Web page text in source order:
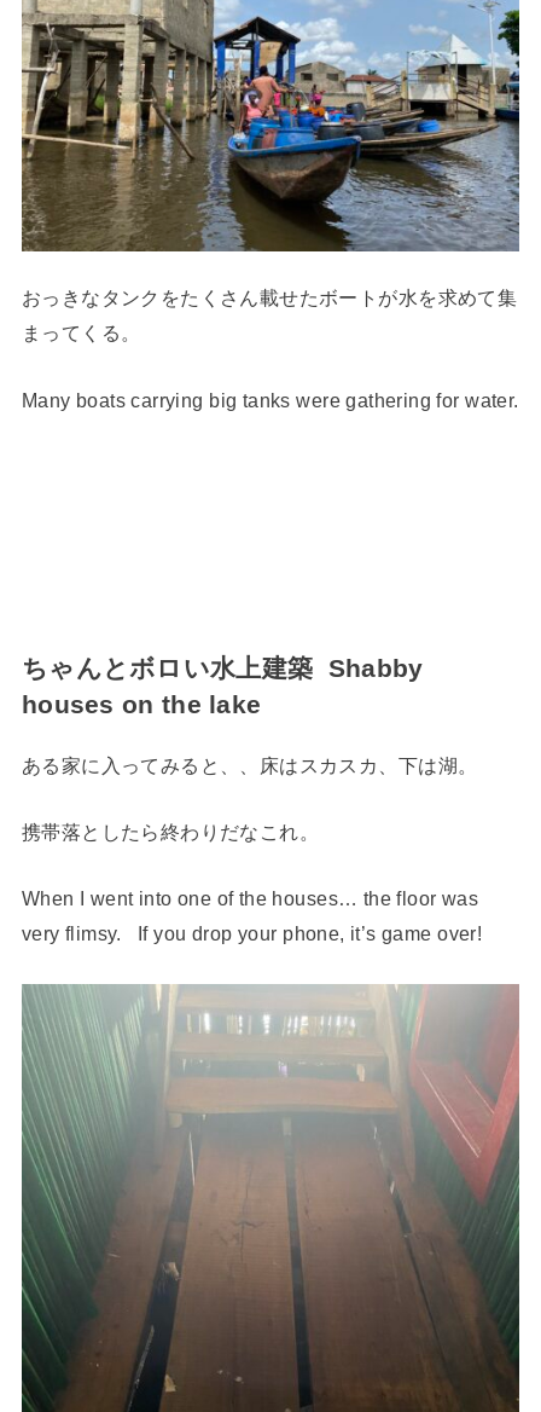
おっきなタンクをたくさん載せたボートが水を求めて集
まってくる。
Many boats carrying big tanks were gathering for water.
ちゃんとボロい水上建築 Shabby
houses on the lake
ある家に入ってみると、、床はスカスカ、下は湖。
携帯落としたら終わりだなこれ。
When I went into one of the houses… the floor was
very flimsy. If you drop your phone, it’s game over!